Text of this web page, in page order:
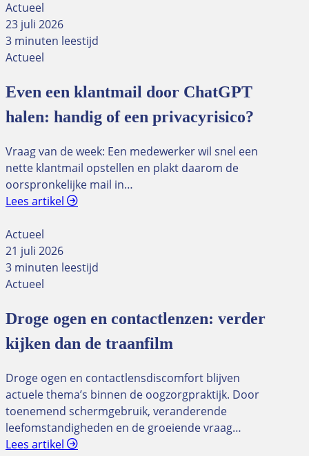
Actueel
23 juli 2026
3 minuten leestijd
Actueel
Even een klantmail door ChatGPT
halen: handig of een privacyrisico?
Vraag van de week: Een medewerker wil snel een
nette klantmail opstellen en plakt daarom de
oorspronkelijke mail in…
Lees artikel
Actueel
21 juli 2026
3 minuten leestijd
Actueel
Droge ogen en contactlenzen: verder
kijken dan de traanfilm
Droge ogen en contactlensdiscomfort blijven
actuele thema’s binnen de oogzorgpraktijk. Door
toenemend schermgebruik, veranderende
leefomstandigheden en de groeiende vraag…
Lees artikel